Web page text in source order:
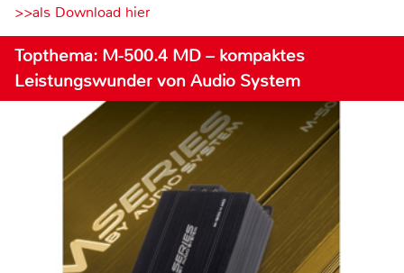
>>als Download hier
Topthema: M-500.4 MD – kompaktes
Leistungswunder von Audio System